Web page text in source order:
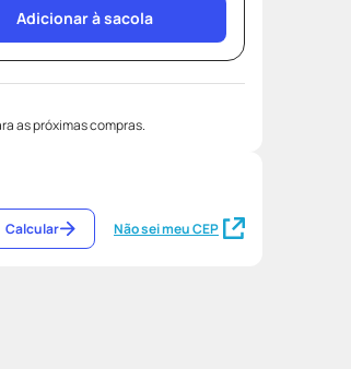
Adicionar à sacola
as próximas compras.
Não sei meu CEP
Calcular